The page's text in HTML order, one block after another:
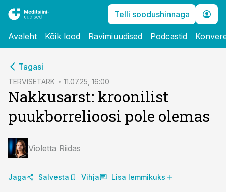
Telli soodushinnaga
Avaleht Kõik lood Ravimiuudised Podcastid
Tagasi
TERVISETARK 11.07.25, 16:00
Nakkusarst: kroonilist
puukborrelioosi pole olemas
Violetta Riidas
Jaga Salvesta Vihja Lisa lemmikuks